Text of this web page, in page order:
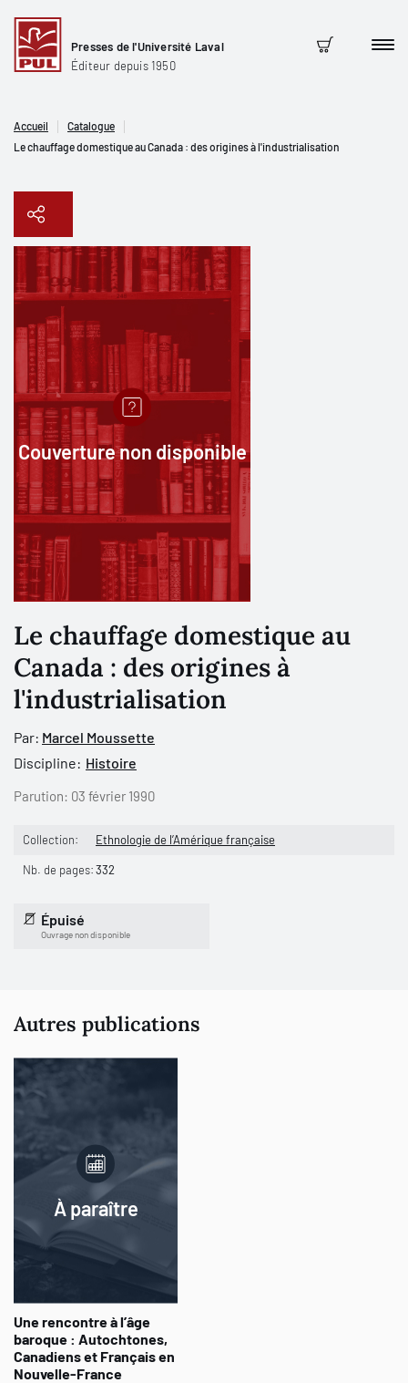
Presses de l'Université Laval
Éditeur depuis 1950
Panier
Accueil
Catalogue
Le chauffage domestique au Canada : des origines à l'industrialisation
Copier le lien
Couverture non disponible
Le chauffage domestique au
Canada : des origines à
l'industrialisation
Par: Marcel Moussette
Discipline: Histoire
Parution: 03 février 1990
Collection: Ethnologie de l’Amérique française
Nb. de pages:332
Épuisé
Ouvrage non disponible
Autres publications
À paraître
Une rencontre à l’âge
baroque : Autochtones,
Canadiens et Français en
Nouvelle-France